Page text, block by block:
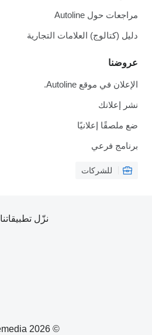
مراجعات حول Autoline
دليل (كتالوج) العلامات التجارية
عروضنا
الإعلان في موقع Autoline.
نشر إعلانك
ضع ملصقًا إعلانيًا
برنامج فرعي
للشركات
© 2026 Linemedia
نزّل تطبيقاتنا